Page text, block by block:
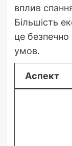
вплив
Більшість
це безпечно
умов.
Аспект